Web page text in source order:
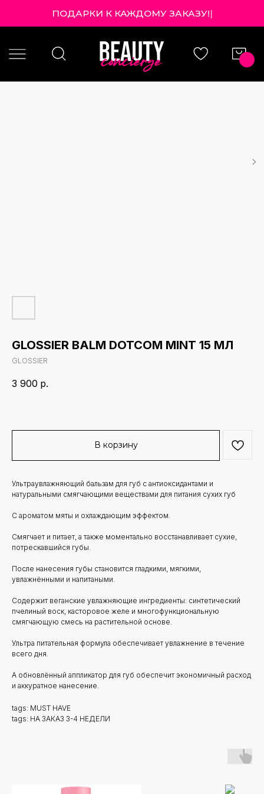
ПОДАРКИ К КАЖДОМУ ЗАК
GLOSSIER BALM DOTCOM MINT 15 МЛ
GLOSSIER
3 900 р.
В корзину
Ультраувлажняющий бальзам для губ с антиоксидантами и
натуральными смягчающими веществами для питания сухих губ
С ароматом мяты и охлаждающим эффектом.
Смягчает и питает, а также моментально восстанавливает сухие,
потрескавшийся губы.
После нанесения губы становится гладкими, мягкими,
увлажнёнными и напитаными.
Содержит веганские увлажняющие ингредиенты: синтетический
пчелиный воск, касторовое желе и многофункциональную
смягчающую смесь на растительной основе.
Ультра питательная формула обеспечивает увлажнение в течение
всего дня.
А обновлённый аппликатор для губ обеспечит экономичный расход
и аккуратное нанесение.
tags: MUST HAVE
tags: НА ЗАКАЗ 3-4 НЕДЕЛИ